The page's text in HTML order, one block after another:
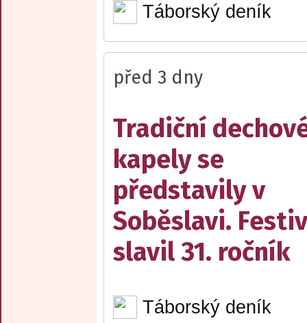
Táborský deník
před 3 dny
Tradiční
kapely se
představily v
Soběslavi.
slavil 31. ročník
Táborský deník